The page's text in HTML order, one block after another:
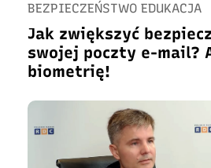
BEZPIECZEŃSTWO EDUKACJA
Jak zwiększyć
swojej poczty e-mail?
biometrię!